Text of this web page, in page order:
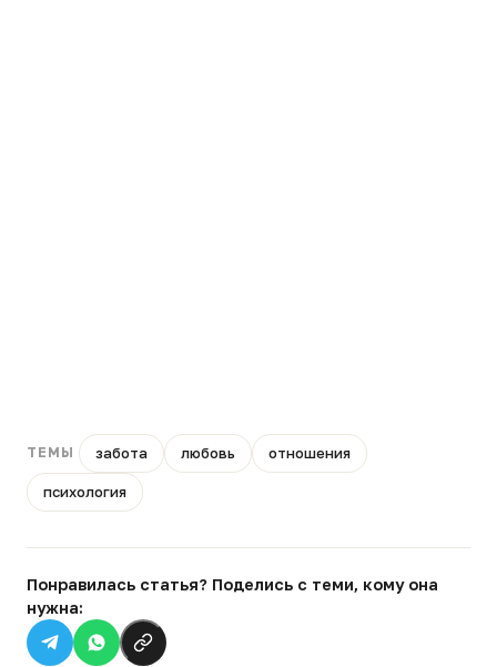
ТЕМЫ забота любовь отношения
психология
Понравилась статья? Поделись с теми, кому она
нужна: